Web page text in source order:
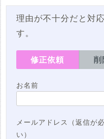
理由が不十分だと対
す。
修正依頼 削
お名前
メールアドレス（返信が
い）